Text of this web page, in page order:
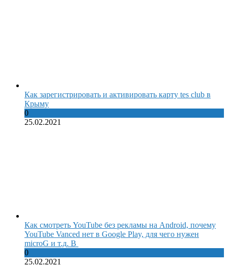
Как зарегистрировать и активировать карту tes club в
Крыму
0
25.02.2021
Как смотреть YouTube без рекламы на Android, почему
YouTube Vanced нет в Google Play, для чего нужен
microG и т.д. В
0
25.02.2021